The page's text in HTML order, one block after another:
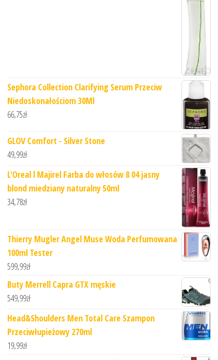
Sephora Collection Clarifying Serum Przeciw
Niedoskonałościom 30Ml
66,75zł
GLOV Comfort - Silver Stone
49,99zł
L'Oreal l Majirel Farba do włosów 8 04 jasny
blond miedziany naturalny 50ml
34,78zł
Thierry Mugler Angel Muse Woda Perfumowana
100ml Tester
599,99zł
Buty Merrell Capra GTX męskie
549,99zł
Head&Shoulders Men Total Care Szampon
Przeciwłupieżowy 270ml
19,99zł